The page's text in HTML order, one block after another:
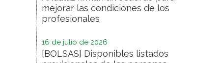
mejorar las condiciones de los
profesionales
16 de julio de 2026
[BOLSAS] Disponibles listados